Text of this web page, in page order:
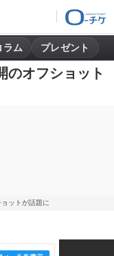
ラム プレゼント
のオフショット
ットが話題に